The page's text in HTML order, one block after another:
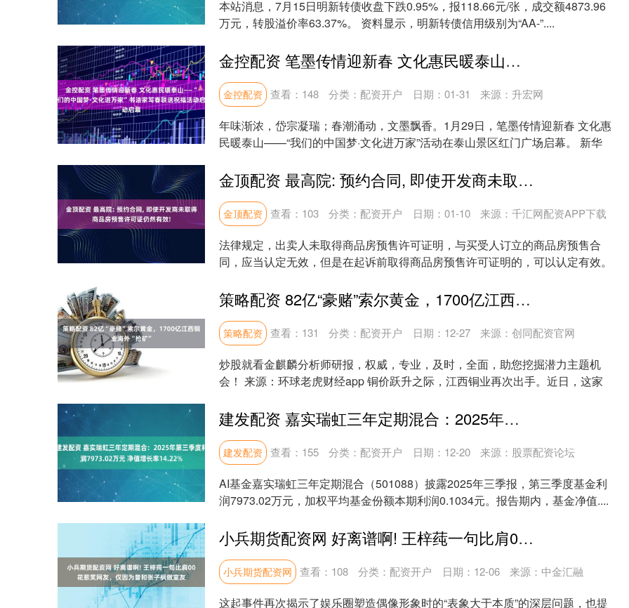
本站消息，7月15日明新转债收盘下跌0.95%，报118.66元/张，成交额4873.96
万元，转股溢价率63.37%。 资料显示，明新转债信用级别为“AA-”....
金控配资 笔墨传情迎新春 文化惠民暖泰山——“我们的中国梦·文化进万家”书法家写春联送祝福活动启幕
金控配资 日期：01-31 来源：升宏网
查看： 148 分类： 配资开户
年味渐浓，岱宗凝瑞；春潮涌动，文墨飘香。1月29日，笔墨传情迎新春 文化惠
民暖泰山——“我们的中国梦·文化进万家”活动在泰山景区红门广场启幕。 新华
金顶配资 最高院: 预约合同, 即使开发商未取得商品房预售许可证仍然有效!
金顶配资 日期：01-10 来源：千汇网配资APP下载
查看： 103 分类： 配资开户
法律规定，出卖人未取得商品房预售许可证明，与买受人订立的商品房预售合
同，应当认定无效，但是在起诉前取得商品房预售许可证明的，可以认定有效。
策略配资 82亿“豪赌”索尔黄金，1700亿江西铜业海外“抢矿”
策略配资 日期：12-27 来源：创同配资官网
查看： 131 分类： 配资开户
炒股就看金麒麟分析师研报，权威，专业，及时，全面，助您挖掘潜力主题机
会！ 来源：环球老虎财经app 铜价跃升之际，江西铜业再次出手。近日，这家
建发配资 嘉实瑞虹三年定期混合：2025年第三季度利润7973.02万元 净值增长率14.22%
建发配资 日期：12-20 来源：股票配资论坛
查看： 155 分类： 配资开户
AI基金嘉实瑞虹三年定期混合（501088）披露2025年三季报，第三季度基金利
润7973.02万元，加权平均基金份额本期利润0.1034元。报告期内，基金净值....
小兵期货配资网 好离谱啊! 王梓莼一句比肩00花惹笑网友，仅因为曾和张子枫做室友
小兵期货配资网 日期：12-06 来源：中金汇融
查看： 108 分类： 配资开户
这起事件再次揭示了娱乐圈塑造偶像形象时的“表象大于本质”的深层问题，也提